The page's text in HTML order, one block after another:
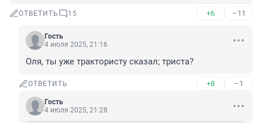
ОТВЕТИТЬ 15 +6 –11
Гость
4 июля 2025, 21:16
Оля, ты уже трактористу сказал; триста?
ОТВЕТИТЬ +8 –1
Гость
4 июля 2025, 21:28